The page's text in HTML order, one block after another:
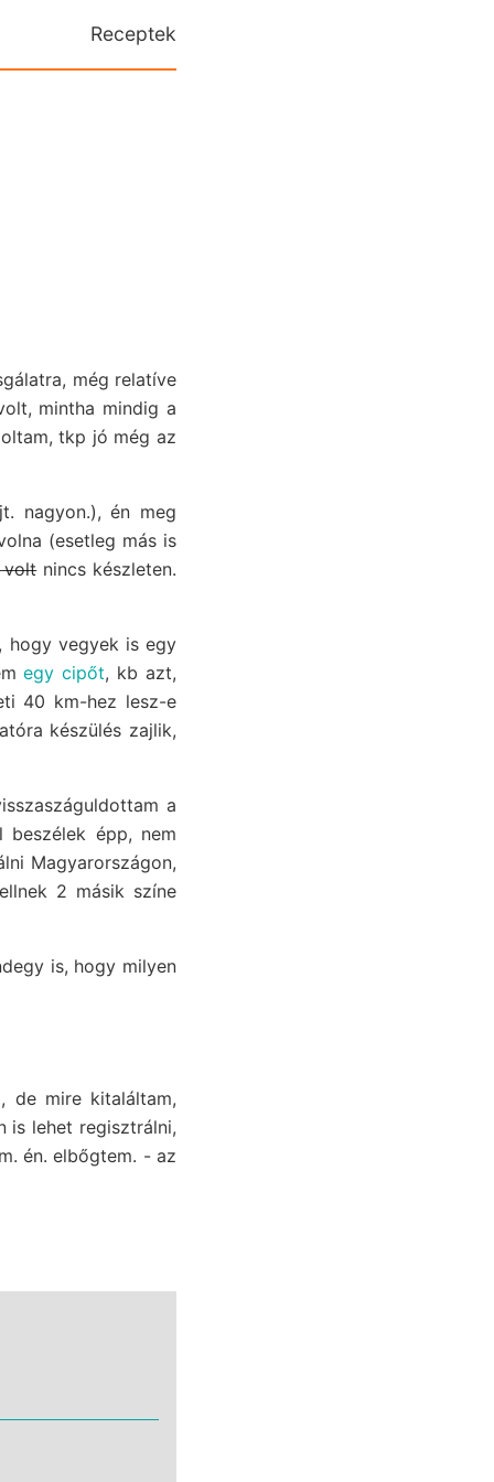
Receptek
még relatíve
mintha mindig a
tkp jó még az
nagyon.), én meg
(esetleg más is
voltnincs készleten.
hogy vegyek is egy
egy cipőt, kb azt,
40 km-hez lesz-e
készülés zajlik,
a
épp, nem
Magyarországon,
2 másik színe
is, hogy milyen
de mire kitaláltam,
is lehet regisztrálni,
én. elbőgtem. - az